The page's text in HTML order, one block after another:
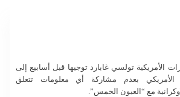
الأمريكية تولسي غابارد توجيها قبل أسابيع إلى
الأمريكي بعدم مشاركة أي معلومات تتعلق
مع “العيون الخمس”.